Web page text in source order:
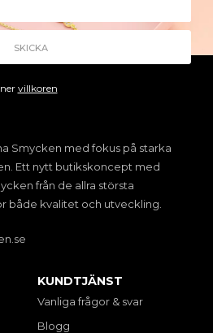
villkoren
Smycken med fokus på starka
Ett nytt butikskoncept med
från de allra största
både kvalitet och utveckling.
KUNDTJÄNST
Vanliga frågor & svar
Blogg